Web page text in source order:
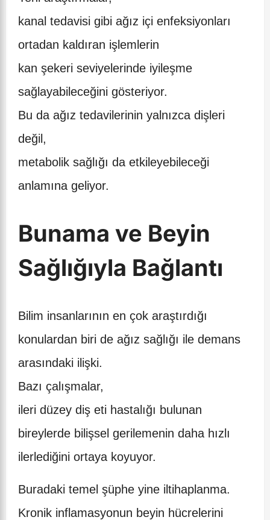
kanal tedavisi gibi ağız içi enfeksiyonları
ortadan kaldıran işlemlerin
kan şekeri seviyelerinde iyileşme
sağlayabileceğini gösteriyor.
Bu da ağız tedavilerinin yalnızca dişleri
değil,
metabolik sağlığı da etkileyebileceği
anlamına geliyor.
Bunama ve Beyin
Sağlığıyla Bağlantı
Bilim insanlarının en çok araştırdığı
konulardan biri de ağız sağlığı ile demans
arasındaki ilişki.
Bazı çalışmalar,
ileri düzey diş eti hastalığı bulunan
bireylerde bilişsel gerilemenin daha hızlı
ilerlediğini ortaya koyuyor.
Buradaki temel şüphe yine iltihaplanma.
Kronik inflamasyonun beyin hücrelerini